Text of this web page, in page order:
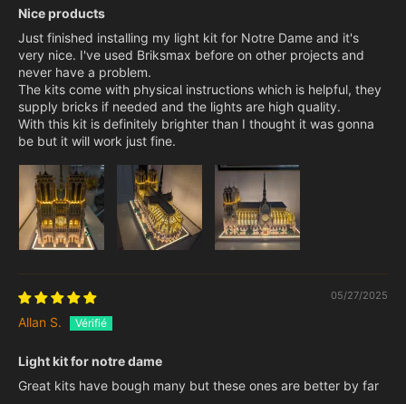
Nice products
Just finished installing my light kit for Notre Dame and it's
very nice. I've used Briksmax before on other projects and
never have a problem.
The kits come with physical instructions which is helpful, they
supply bricks if needed and the lights are high quality.
With this kit is definitely brighter than I thought it was gonna
be but it will work just fine.
05/27/2025
Allan S.
Light kit for notre dame
Great kits have bough many but these ones are better by far